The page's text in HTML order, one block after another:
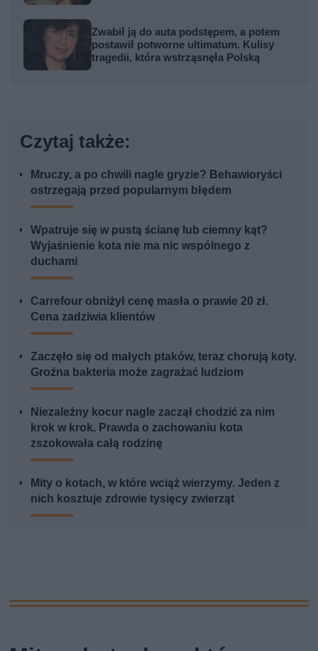
Zwabił ją do auta podstępem, a potem
postawił potworne ultimatum. Kulisy
tragedii, która wstrząsnęła Polską
Czytaj także:
Mruczy, a po chwili nagle gryzie? Behawioryści
ostrzegają przed popularnym błędem
Wpatruje się w pustą ścianę lub ciemny kąt?
Wyjaśnienie kota nie ma nic wspólnego z
duchami
Carrefour obniżył cenę masła o prawie 20 zł.
Cena zadziwia klientów
Zaczęło się od małych ptaków, teraz chorują koty.
Groźna bakteria może zagrażać ludziom
Niezależny kocur nagle zaczął chodzić za nim
krok w krok. Prawda o zachowaniu kota
zszokowała całą rodzinę
Mity o kotach, w które wciąż wierzymy. Jeden z
nich kosztuje zdrowie tysięcy zwierząt